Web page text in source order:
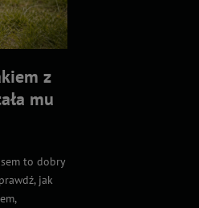
z
mu
to dobry
jak